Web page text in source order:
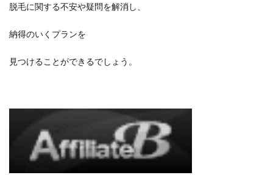
脱毛に関する不安や疑問を解消し、
納得のいくプランを
見つけることができるでしょう。